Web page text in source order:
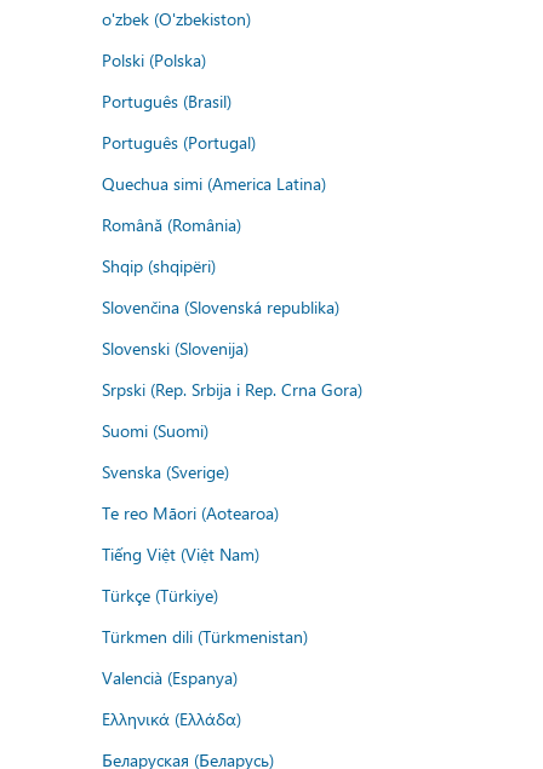
o'zbek (O'zbekiston)
Polski (Polska)
Português (Brasil)
Português (Portugal)
Quechua simi (America Latina)
Română (România)
Shqip (shqipëri)
Slovenčina (Slovenská republika)
Slovenski (Slovenija)
Srpski (Rep. Srbija i Rep. Crna Gora)
Suomi (Suomi)
Svenska (Sverige)
Te reo Māori (Aotearoa)
Tiếng Việt (Việt Nam)
Türkçe (Türkiye)
Türkmen dili (Türkmenistan)
Valencià (Espanya)
Ελληνικά (Ελλάδα)
Беларуская (Беларусь)